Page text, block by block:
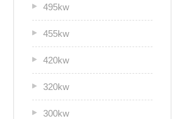
495kw
455kw
420kw
320kw
300kw